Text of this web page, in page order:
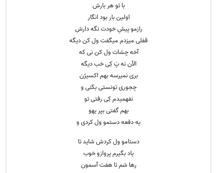
با تو هر بارش
اولین بار بود انگار
رازمو پیشِ خودت نگه دارش
قفلی میزدم میگفت ول کن دیگه
آخه چشات ول کن نی که
الآن نه پَ کِی خب دیگه
بری نمیرسه بهم اکسیژن
چجوری تونستی بکَنی و
نفهمیدم کِی رفتی تو
بهم گفتی بپر یهو
یه دفعه دستمو ول کردی و
دستامو ول کردش شاید تا
یاد بگیرم پروازو خوب
رها شم تا هفت آسمون